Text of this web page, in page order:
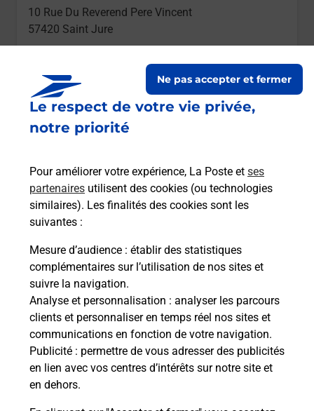
Le respect de votre vie privée,
notre priorité
Pour améliorer votre expérience, La Poste et ses
partenaires utilisent des cookies (ou technologies
similaires). Les finalités des cookies sont les
suivantes :
Mesure d’audience : établir des statistiques
complémentaires sur l’utilisation de nos sites et
suivre la navigation.
Analyse et personnalisation : analyser les parcours
clients et personnaliser en temps réel nos sites et
communications en fonction de votre navigation.
Publicité : permettre de vous adresser des publicités
en lien avec vos centres d’intérêts sur notre site et
en dehors.
Ne pas accepter et fermer
10 Rue Du Reverend Pere Vincent
57420 Saint Jure
Boîte aux lettres La Poste
1 Rue De Verdun
57420 Saint Jure
Le lien s'ouvre dans un nouvel onglet
Boîte aux lettres La Poste
Prochaine collecte du courrierlundià 08h30
9 Rue Du Gers
57420 Saint Jure
Le lien s'ouvre dans un nouvel onglet